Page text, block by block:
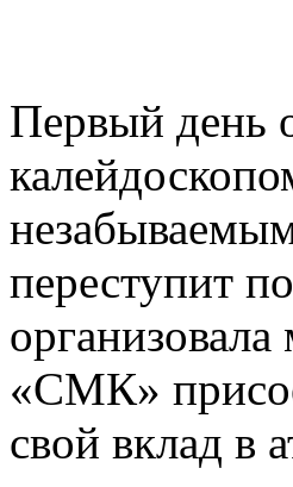
Первый день
переступит
«СМК»
свой вклад в